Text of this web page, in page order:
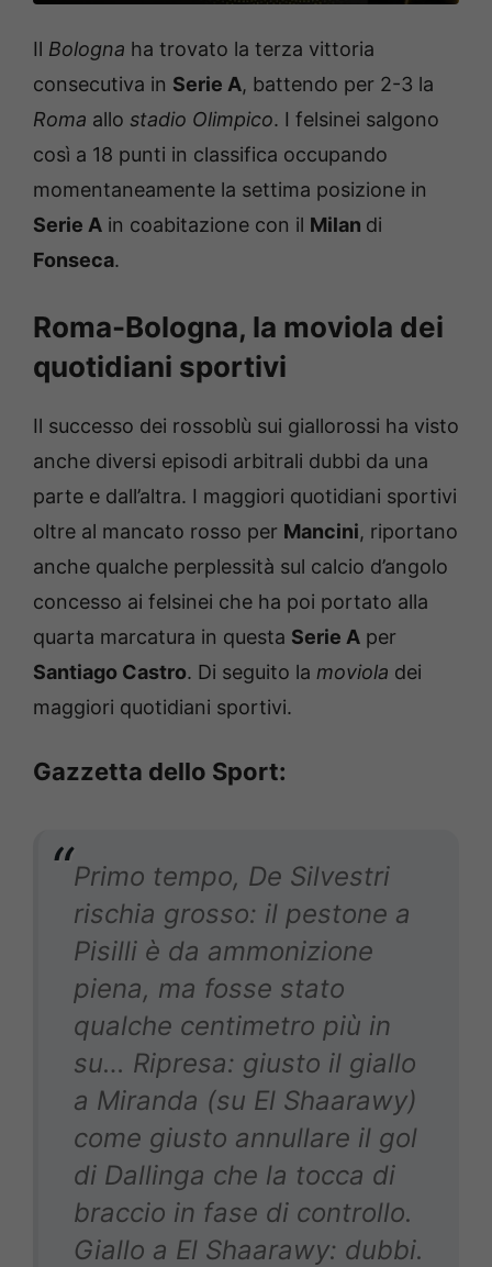
Il Bologna ha trovato la terza vittoria
consecutiva in Serie A, battendo per 2-3 la
Roma allo stadio Olimpico. I felsinei salgono
così a 18 punti in classifica occupando
momentaneamente la settima posizione in
Serie A in coabitazione con il Milan di
Fonseca.
Roma-Bologna, la moviola dei
quotidiani sportivi
Il successo dei rossoblù sui giallorossi ha visto
anche diversi episodi arbitrali dubbi da una
parte e dall’altra. I maggiori quotidiani sportivi
oltre al mancato rosso per Mancini, riportano
anche qualche perplessità sul calcio d’angolo
concesso ai felsinei che ha poi portato alla
quarta marcatura in questa Serie A per
Santiago Castro. Di seguito la moviola dei
maggiori quotidiani sportivi.
Gazzetta dello Sport:
Primo tempo, De Silvestri
rischia grosso: il pestone a
Pisilli è da ammonizione
piena, ma fosse stato
qualche centimetro più in
su… Ripresa: giusto il giallo
a Miranda (su El Shaarawy)
come giusto annullare il gol
di Dallinga che la tocca di
braccio in fase di controllo.
Giallo a El Shaarawy: dubbi.